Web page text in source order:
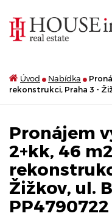
Úvod Nabídka
rekonstrukci, Praha 3 -
Pronájem
2+kk, 46
Žižkov, ul.